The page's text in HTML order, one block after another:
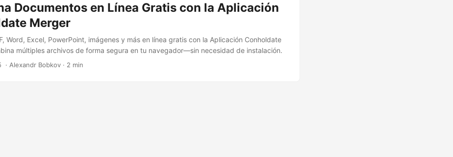
Documentos en Línea Gratis con la Aplicación
Merger
Word, Excel, PowerPoint, imágenes y más en línea gratis con la Aplicación Conholdate
múltiples archivos de forma segura en tu navegador—sin necesidad de instalación.
‎ · Alexandr Bobkov · 2 min